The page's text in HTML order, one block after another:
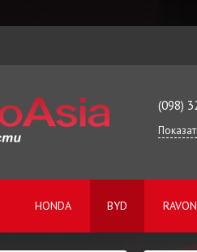
(098)
HONDA BYD RAVON